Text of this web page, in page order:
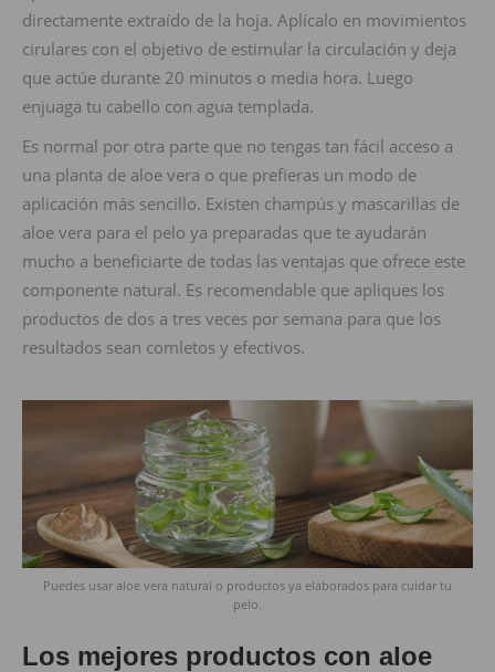
directamente extraído de la hoja. Aplícalo en movimientos
cirulares con el objetivo de estimular la circulación y deja
que actúe durante 20 minutos o media hora. Luego
enjuaga tu cabello con agua templada.
Es normal por otra parte que no tengas tan fácil acceso a
una planta de aloe vera o que prefieras un modo de
aplicación más sencillo. Existen champús y mascarillas de
aloe vera para el pelo ya preparadas que te ayudarán
mucho a beneficiarte de todas las ventajas que ofrece este
componente natural. Es recomendable que apliques los
productos de dos a tres veces por semana para que los
resultados sean comletos y efectivos.
Puedes usar aloe vera natural o productos ya elaborados para cuidar tu
pelo.
Los mejores productos con aloe